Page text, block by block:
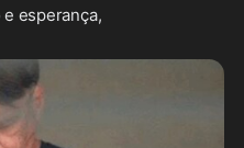
esperança,